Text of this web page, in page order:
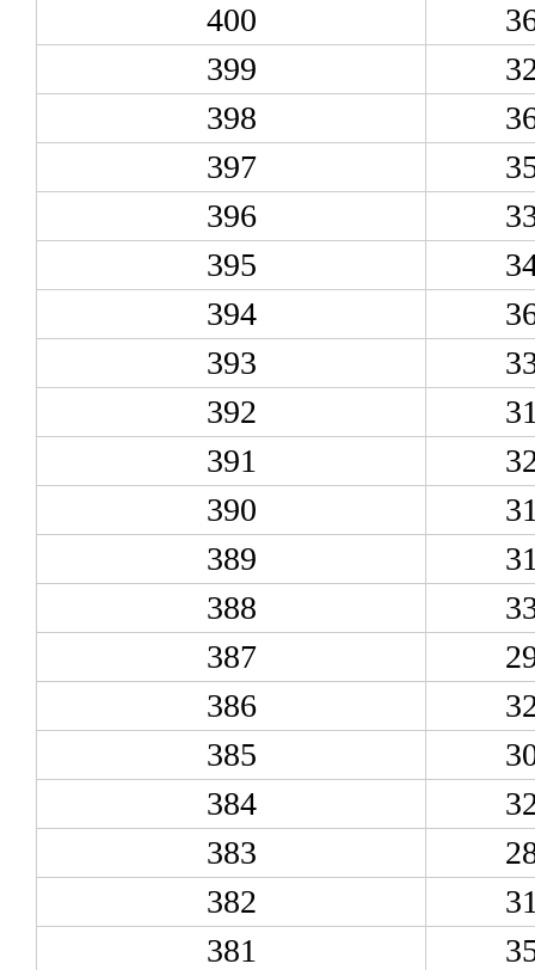
400
399
398
397
396
395
394
393
392
391
390
389
388
387
386
385
384
383
382
381